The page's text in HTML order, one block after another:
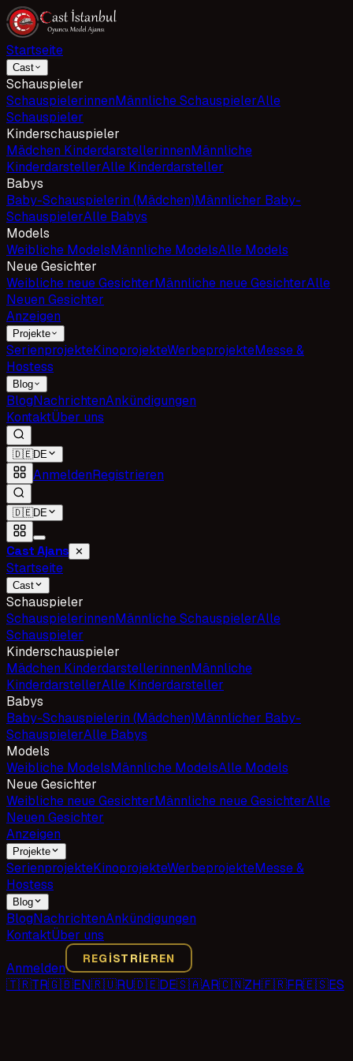
Startseite
Cast
Schauspieler
SchauspielerinnenMännliche SchauspielerAlle
Schauspieler
Kinderschauspieler
Mädchen KinderdarstellerinnenMännliche
KinderdarstellerAlle Kinderdarsteller
Babys
Baby-Schauspielerin (Mädchen)Männlicher Baby-
SchauspielerAlle Babys
Models
Weibliche ModelsMännliche ModelsAlle Models
Neue Gesichter
Weibliche neue GesichterMännliche neue GesichterAlle
Neuen Gesichter
Anzeigen
Projekte
SerienprojekteKinoprojekteWerbeprojekteMesse &
Hostess
Blog
BlogNachrichtenAnkündigungen
KontaktÜber uns
🇩🇪DE
AnmeldenRegistrieren
🇩🇪DE
Cast Ajans ✕
Startseite
Cast
Schauspieler
SchauspielerinnenMännliche SchauspielerAlle
Schauspieler
Kinderschauspieler
Mädchen KinderdarstellerinnenMännliche
KinderdarstellerAlle Kinderdarsteller
Babys
Baby-Schauspielerin (Mädchen)Männlicher Baby-
SchauspielerAlle Babys
Models
Weibliche ModelsMännliche ModelsAlle Models
Neue Gesichter
Weibliche neue GesichterMännliche neue GesichterAlle
Neuen Gesichter
Anzeigen
Projekte
SerienprojekteKinoprojekteWerbeprojekteMesse &
Hostess
Blog
BlogNachrichtenAnkündigungen
KontaktÜber uns
Anmelden
REGISTRIEREN
🇹🇷TR🇬🇧EN🇷🇺RU🇩🇪DE🇸🇦AR🇨🇳ZH🇫🇷FR🇪🇸ES